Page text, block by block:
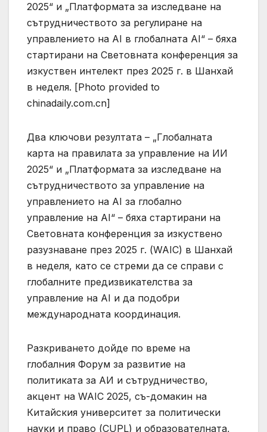
2025“ и „Платформата за изследване на
сътрудничеството за регулиране на
управлението на AI в глобалната AI“ – бяха
стартирани на Световната конференция за
изкуствен интелект през 2025 г. в Шанхай
в неделя. [Photo provided to
chinadaily.com.cn]
Два ключови резултата – „Глобалната
карта на правилата за управление на ИИ
2025“ и „Платформата за изследване на
сътрудничеството за управление на
управлението на AI за глобално
управление на AI“ – бяха стартирани на
Световната конференция за изкуствено
разузнаване през 2025 г. (WAIC) в Шанхай
в неделя, като се стреми да се справи с
глобалните предизвикателства за
управление на AI и да подобри
международната координация.
Разкриването дойде по време на
глобалния Форум за развитие на
политиката за АИ и сътрудничество,
акцент на WAIC 2025, съ-домакин на
Китайския университет за политически
науки и право (CUPL) и образователната,